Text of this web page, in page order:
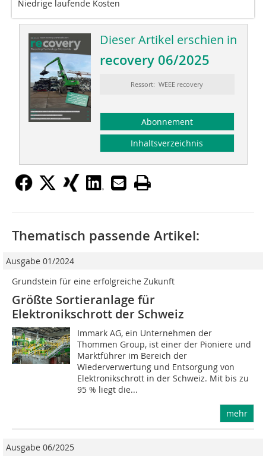
Niedrige laufende Kosten
Dieser Artikel erschien in
recovery 06/2025
Ressort: WEEE recovery
Abonnement
Inhaltsverzeichnis
Thematisch passende Artikel:
Ausgabe 01/2024
Grundstein für eine erfolgreiche Zukunft
Größte Sortieranlage für
Elektronikschrott der Schweiz
Immark AG, ein Unternehmen der
Thommen Group, ist einer der Pioniere und
Marktführer im Bereich der
Wiederverwertung und Entsorgung von
Elektronikschrott in der Schweiz. Mit bis zu
95 % liegt die...
mehr
Ausgabe 06/2025